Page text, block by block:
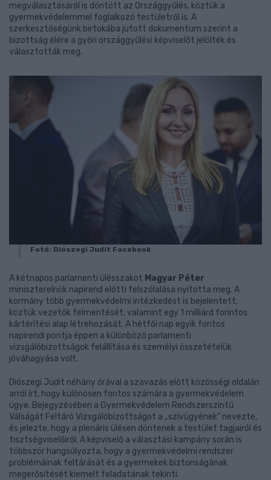
megválasztásáról is döntött az Országgyűlés, köztük a
gyermekvédelemmel foglalkozó testületről is. A
szerkesztőségünk birtokába jutott dokumentum szerint a
bizottság élére a győri országgyűlési képviselőt jelölték és
választották meg.
Fotó: Diószegi Judit Facebook
A kétnapos parlamenti ülésszakot Magyar Péter
miniszterelnök napirend előtti felszólalása nyitotta meg. A
kormány több gyermekvédelmi intézkedést is bejelentett,
köztük vezetők felmentését, valamint egy 1 milliárd forintos
kártérítési alap létrehozását. A hétfői nap egyik fontos
napirendi pontja éppen a különböző parlamenti
vizsgálóbizottságok felállítása és személyi összetételük
jóváhagyása volt.
Diószegi Judit néhány órával a szavazás előtt közösségi oldalán
arról írt, hogy különösen fontos számára a gyermekvédelem
ügye. Bejegyzésében a Gyermekvédelem Rendszerszintű
Válságát Feltáró Vizsgálóbizottságot a „szívügyének” nevezte,
és jelezte, hogy a plenáris ülésen döntenek a testület tagjairól és
tisztségviselőiről. A képviselő a választási kampány során is
többször hangsúlyozta, hogy a gyermekvédelmi rendszer
problémáinak feltárását és a gyermekek biztonságának
megerősítését kiemelt feladatának tekinti.